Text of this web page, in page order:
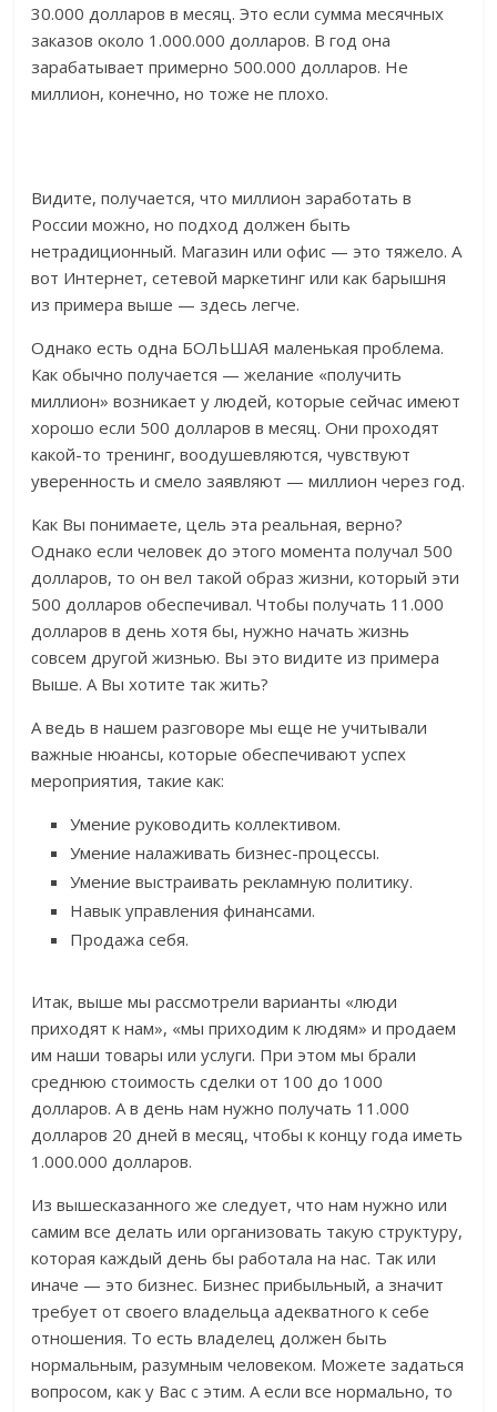
30.000 долларов в месяц. Это если сумма месячных
заказов около 1.000.000 долларов. В год она
зарабатывает примерно 500.000 долларов. Не
миллион, конечно, но тоже не плохо.
Видите, получается, что миллион заработать в
России можно, но подход должен быть
нетрадиционный. Магазин или офис — это тяжело. А
вот Интернет, сетевой маркетинг или как барышня
из примера выше — здесь легче.
Однако есть одна БОЛЬШАЯ маленькая проблема.
Как обычно получается — желание «получить
миллион» возникает у людей, которые сейчас имеют
хорошо если 500 долларов в месяц. Они проходят
какой-то тренинг, воодушевляются, чувствуют
уверенность и смело заявляют — миллион через год.
Как Вы понимаете, цель эта реальная, верно?
Однако если человек до этого момента получал 500
долларов, то он вел такой образ жизни, который эти
500 долларов обеспечивал. Чтобы получать 11.000
долларов в день хотя бы, нужно начать жизнь
совсем другой жизнью. Вы это видите из примера
Выше. А Вы хотите так жить?
А ведь в нашем разговоре мы еще не учитывали
важные нюансы, которые обеспечивают успех
мероприятия, такие как:
Умение руководить коллективом.
Умение налаживать бизнес-процессы.
Умение выстраивать рекламную политику.
Навык управления финансами.
Продажа себя.
Итак, выше мы рассмотрели варианты «люди
приходят к нам», «мы приходим к людям» и продаем
им наши товары или услуги. При этом мы брали
среднюю стоимость сделки от 100 до 1000
долларов. А в день нам нужно получать 11.000
долларов 20 дней в месяц, чтобы к концу года иметь
1.000.000 долларов.
Из вышесказанного же следует, что нам нужно или
самим все делать или организовать такую структуру,
которая каждый день бы работала на нас. Так или
иначе — это бизнес. Бизнес прибыльный, а значит
требует от своего владельца адекватного к себе
отношения. То есть владелец должен быть
нормальным, разумным человеком. Можете задаться
вопросом, как у Вас с этим. А если все нормально, то